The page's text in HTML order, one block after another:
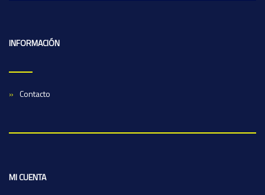
INFORMACIÓN
Contacto
MI CUENTA